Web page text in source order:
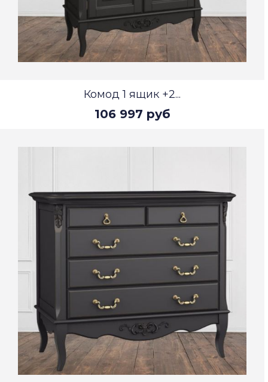
Комод 1 ящик +2...
106 997 руб